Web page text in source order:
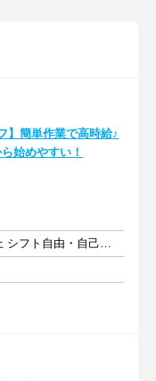
】簡単作業で高時給♪
始めやすい！
週3日以上 1日8時間以上 シフト自由・自己申告